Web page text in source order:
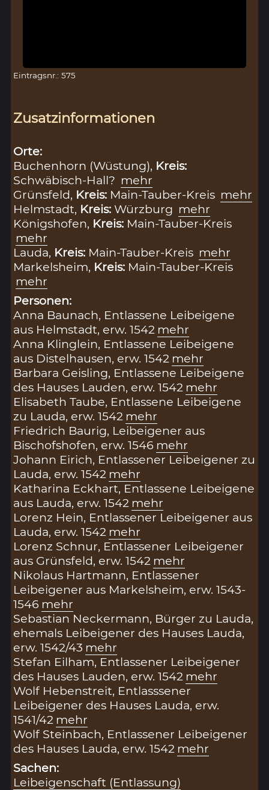
Eintragsnr.: 575
Zusatzinformationen
Orte:
Buchenhorn (Wüstung), Kreis:
Schwäbisch-Hall? mehr
Grünsfeld, Kreis: Main-Tauber-Kreis mehr
Helmstadt, Kreis:Würzburg mehr
Königshofen, Kreis: Main-Tauber-Kreis
mehr
Lauda, Kreis: Main-Tauber-Kreis mehr
Markelsheim, Kreis: Main-Tauber-Kreis
mehr
Personen:
Anna Baunach, Entlassene Leibeigene
aus Helmstadt, erw. 1542 mehr
Anna Klinglein, Entlassene Leibeigene
aus Distelhausen, erw. 1542 mehr
Barbara Geisling, Entlassene Leibeigene
des Hauses Lauden, erw. 1542 mehr
Elisabeth Taube, Entlassene Leibeigene
zu Lauda, erw. 1542 mehr
Friedrich Baurig, Leibeigener aus
Bischofshofen, erw. 1546 mehr
Johann Eirich, Entlassener Leibeigener zu
Lauda, erw. 1542 mehr
Katharina Eckhart, Entlassene Leibeigene
aus Lauda, erw. 1542 mehr
Lorenz Hein, Entlassener Leibeigener aus
Lauda, erw. 1542 mehr
Lorenz Schnur, Entlassener Leibeigener
aus Grünsfeld, erw. 1542 mehr
Nikolaus Hartmann, Entlassener
Leibeigener aus Markelsheim, erw. 1543-
1546 mehr
Sebastian Neckermann, Bürger zu Lauda,
ehemals Leibeigener des Hauses Lauda,
erw. 1542/43 mehr
Stefan Eilham, Entlassener Leibeigener
des Hauses Lauden, erw. 1542 mehr
Wolf Hebenstreit, Entlasssener
Leibeigener des Hauses Lauda, erw.
1541/42 mehr
Wolf Steinbach, Entlassener Leibeigener
des Hauses Lauda, erw. 1542 mehr
Sachen:
Leibeigenschaft (Entlassung)